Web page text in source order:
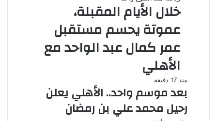
خلال الأيام المقبلة،
عموتة يحسم مستقبل
عمر كمال عبد الواحد مع
الأهلي
منذ 17 دقيقة
بعد موسم واحد.. الأهلي يعلن
رحيل محمد علي بن رمضان